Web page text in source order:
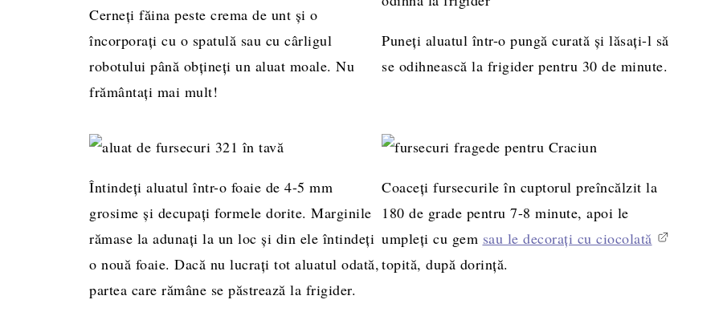
Cerneți făina peste crema de unt și o
încorporați cu o spatulă sau cu cârligul
robotului până obțineți un aluat moale. Nu
frământați mai mult!
Puneți aluatul într-o pungă curată și lăsați-l să
se odihnească la frigider pentru 30 de minute.
Întindeți aluatul într-o foaie de 4-5 mm
grosime și decupați formele dorite. Marginile
rămase la adunați la un loc și din ele întindeți
o nouă foaie. Dacă nu lucrați tot aluatul odată,
partea care rămâne se păstrează la frigider.
Coaceți fursecurile în cuptorul preîncălzit la
180 de grade pentru 7-8 minute, apoi le
umpleți cu gem sau le decorați cu ciocolată
topită, după dorință.